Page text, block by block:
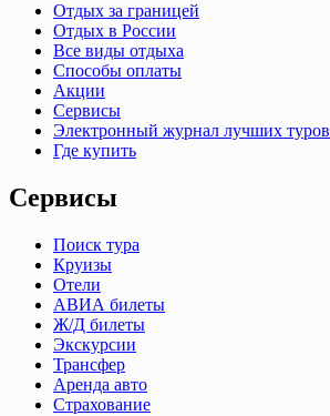
Отдых за границей
Отдых в России
Все виды отдыха
Способы оплаты
Акции
Сервисы
Электронный журнал лучших туров
Где купить
Сервисы
Поиск тура
Круизы
Отели
АВИА билеты
Ж/Д билеты
Экскурсии
Трансфер
Аренда авто
Страхование